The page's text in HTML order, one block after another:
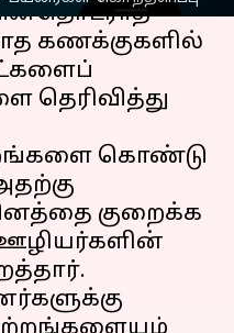
கணக்குகளில்
தெரிவித்து
கொண்டு
குறைக்க